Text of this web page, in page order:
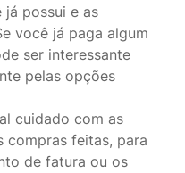
possui e as
você já paga algum
ser interessante
pelas opções
cuidado com as
compras feitas, para
de fatura ou os